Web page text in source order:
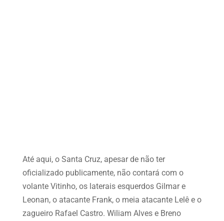
Até aqui, o Santa Cruz, apesar de não ter
oficializado publicamente, não contará com o
volante Vitinho, os laterais esquerdos Gilmar e
Leonan, o atacante Frank, o meia atacante Lelê e o
zagueiro Rafael Castro. Wiliam Alves e Breno